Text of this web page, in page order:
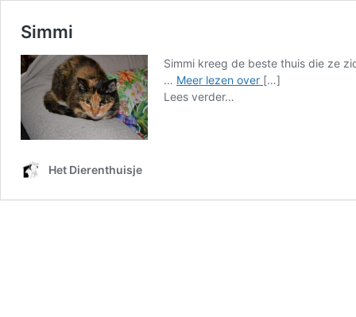
Simmi
Simmi kreeg de beste thuis die ze
… Meer lezen over Simmi
[…]
Lees verder…
Het Dierenthuisje